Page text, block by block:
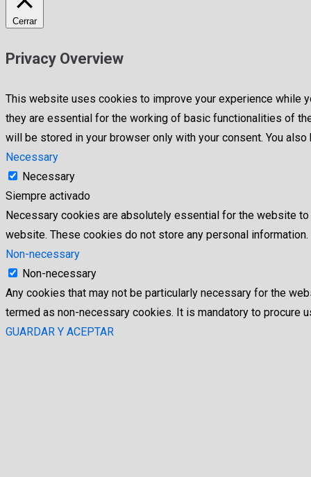
Cerrar
Privacy Overview
This website uses cookies to improve your experience while
they are essential for the working of basic functionalities of
will be stored in your browser only with your consent. You
Necessary
Necessary
Siempre activado
Necessary cookies are absolutely essential for the website
website. These cookies do not store any personal information.
Non-necessary
Non-necessary
Any cookies that may not be particularly necessary for the
termed as non-necessary cookies. It is mandatory to procure
GUARDAR Y ACEPTAR